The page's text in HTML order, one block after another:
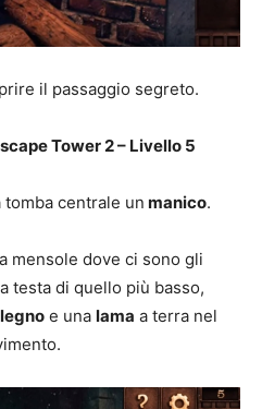
il passaggio segreto.
Tower 2 – Livello 5
centrale un manico.
mensole dove ci sono gli
testa di quello più basso,
e una lama a terra nel